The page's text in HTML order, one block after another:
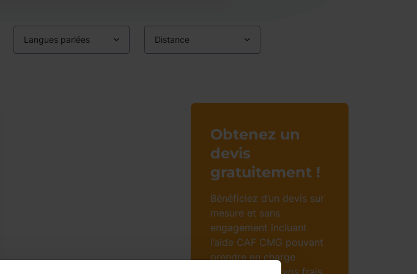
Langues parlées Distance
Obtenez un
devis
gratuitement !
Bénéficiez d’un devis sur
mesure et sans
engagement incluant
l’aide CAF CMG pouvant
prendre en charge
jusqu’à 85% de vos frais